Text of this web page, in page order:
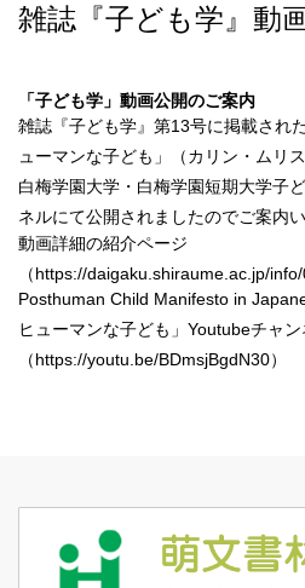
雑誌『子ども学』動
「子ども学」動画公開のご案内
雑誌『子ども学』第13号に掲載さ
ューマンな子ども」（カリン・ムリ
白梅学園大学・白梅学園短期大学子
ネルにて公開されましたのでご案内い
動画詳細の紹介ページ
（https://daigaku.shiraume.ac.jp/
Posthuman Child Manifesto in
ヒューマンな子ども」Youtubeチャ
（https://youtu.be/BDmsjBgdN30）